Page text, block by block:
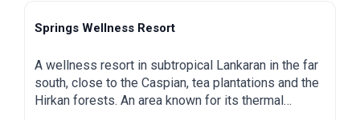
Lankaran
Springs Wellness Resort
A wellness resort in subtropical Lankaran in the far
south, close to the Caspian, tea plantations and the
Hirkan forests. An area known for its thermal